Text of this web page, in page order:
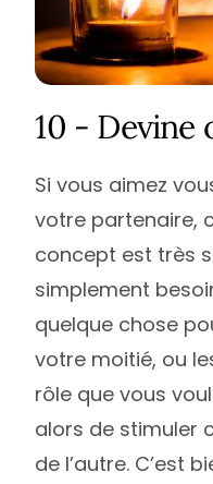
10 - Devine
Si vous aimez
votre partenaire,
concept est très
simplement
quelque chose
votre moitié, ou
rôle que vous
alors de stimuler
de l’autre. C’est